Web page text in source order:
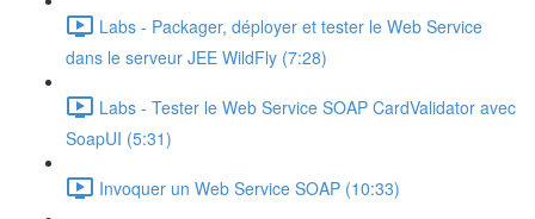
Labs - Packager, déployer et tester le Web Service
dans le serveur JEE WildFly (7:28)
Labs - Tester le Web Service SOAP CardValidator avec
SoapUI (5:31)
Invoquer un Web Service SOAP (10:33)